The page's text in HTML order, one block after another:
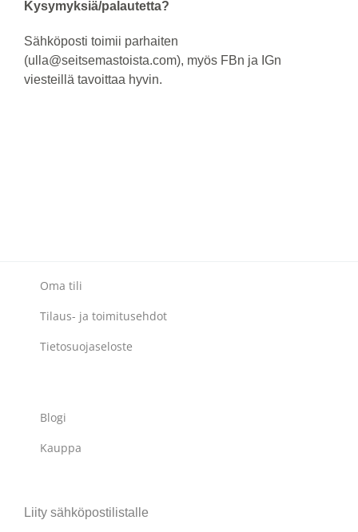
Kysymyksiä/palautetta?
Sähköposti toimii parhaiten
(ulla@seitsemastoista.com), myös FBn ja IGn
viesteillä tavoittaa hyvin.
Oma tili
Tilaus- ja toimitusehdot
Tietosuojaseloste
Blogi
Kauppa
Liity sähköpostilistalle